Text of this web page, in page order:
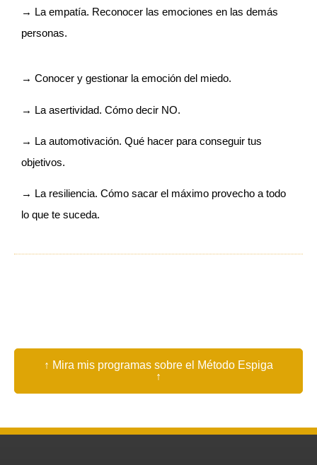
→ La empatía. Reconocer las emociones en las demás
personas.
→ Conocer y gestionar la emoción del miedo.
→ La asertividad. Cómo decir NO.
→ La automotivación. Qué hacer para conseguir tus
objetivos.
→ La resiliencia. Cómo sacar el máximo provecho a todo
lo que te suceda.
↑ Mira mis programas sobre el Método Espiga
↑